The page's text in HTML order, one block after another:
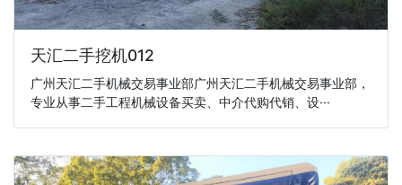
天汇二手挖机012
广州天汇二手机械交易事业部广州天汇二手机械交易事业部，
专业从事二手工程机械设备买卖、中介代购代销、设···